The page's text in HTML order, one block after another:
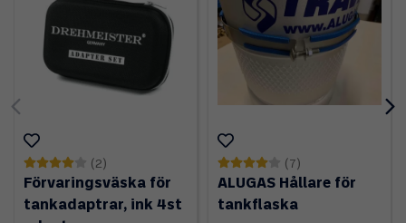
(2)
Förvaringsväska för
tankadaptrar, ink 4st
(7)
ALUGAS Hållare för
tankflaska